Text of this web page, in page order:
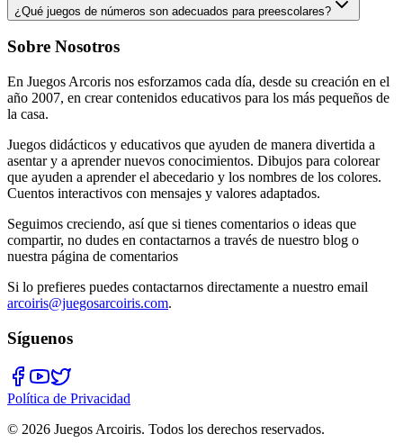
¿Qué juegos de números son adecuados para preescolares?
Sobre Nosotros
En Juegos Arcoris nos esforzamos cada día, desde su creación en el
año 2007, en crear contenidos educativos para los más pequeños de
la casa.
Juegos didácticos y educativos que ayuden de manera divertida a
asentar y a aprender nuevos conocimientos. Dibujos para colorear
que ayuden a aprender el abecedario y los nombres de los colores.
Cuentos interactivos con mensajes y valores adaptados.
Seguimos creciendo, así que si tienes comentarios o ideas que
compartir, no dudes en contactarnos a través de nuestro blog o
nuestra página de comentarios
Si lo prefieres puedes contactarnos directamente a nuestro email
arcoiris@juegosarcoiris.com.
Síguenos
Política de Privacidad
© 2026 Juegos Arcoiris. Todos los derechos reservados.